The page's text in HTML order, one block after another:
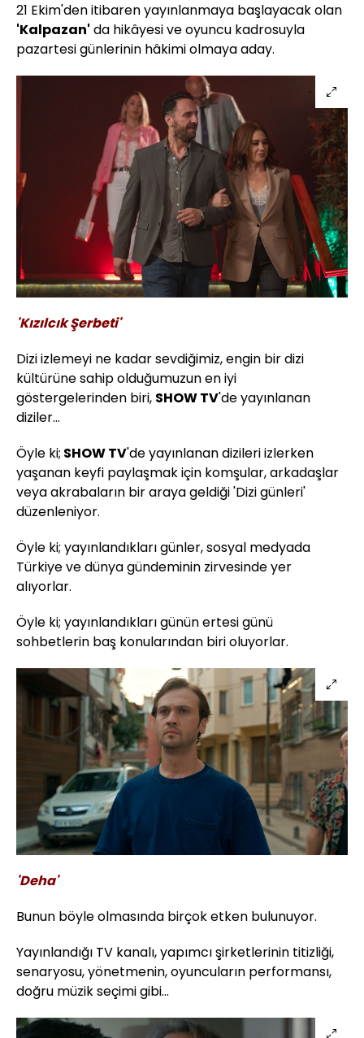
21 Ekim'den itibaren yayınlanmaya başlayacak olan
'Kalpazan' da hikâyesi ve oyuncu kadrosuyla
pazartesi günlerinin hâkimi olmaya aday.
'Kızılcık Şerbeti'
Dizi izlemeyi ne kadar sevdiğimiz, engin bir dizi
kültürüne sahip olduğumuzun en iyi
göstergelerinden biri, SHOW TV'de yayınlanan
diziler...
Öyle ki; SHOW TV'de yayınlanan dizileri izlerken
yaşanan keyfi paylaşmak için komşular, arkadaşlar
veya akrabaların bir araya geldiği 'Dizi günleri'
düzenleniyor.
Öyle ki; yayınlandıkları günler, sosyal medyada
Türkiye ve dünya gündeminin zirvesinde yer
alıyorlar.
Öyle ki; yayınlandıkları günün ertesi günü
sohbetlerin baş konularından biri oluyorlar.
'Deha'
Bunun böyle olmasında birçok etken bulunuyor.
Yayınlandığı TV kanalı, yapımcı şirketlerinin titizliği,
senaryosu, yönetmenin, oyuncuların performansı,
doğru müzik seçimi gibi...